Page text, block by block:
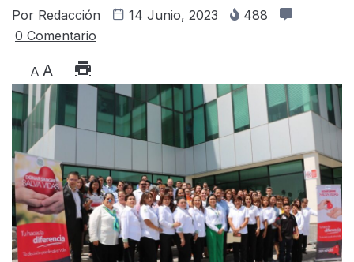
Por Redacción 14 Junio, 2023
488
0 Comentario
A A